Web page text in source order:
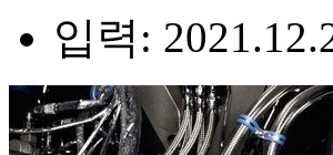
입력: